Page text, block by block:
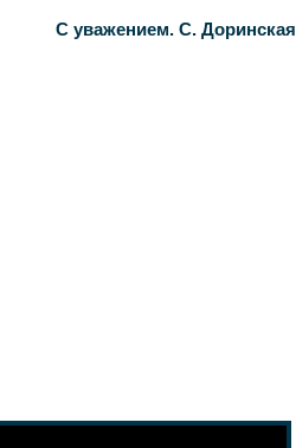
С уважением. С. Доринская